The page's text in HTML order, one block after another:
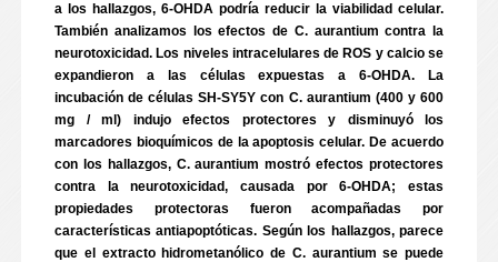
a los hallazgos, 6-OHDA podría reducir la viabilidad celular.
También analizamos los efectos de C. aurantium contra la
neurotoxicidad. Los niveles intracelulares de ROS y calcio se
expandieron a las células expuestas a 6-OHDA. La
incubación de células SH-SY5Y con C. aurantium (400 y 600
mg / ml) indujo efectos protectores y disminuyó los
marcadores bioquímicos de la apoptosis celular. De acuerdo
con los hallazgos, C. aurantium mostró efectos protectores
contra la neurotoxicidad, causada por 6-OHDA; estas
propiedades protectoras fueron acompañadas por
características antiapoptóticas. Según los hallazgos, parece
que el extracto hidrometanólico de C. aurantium se puede